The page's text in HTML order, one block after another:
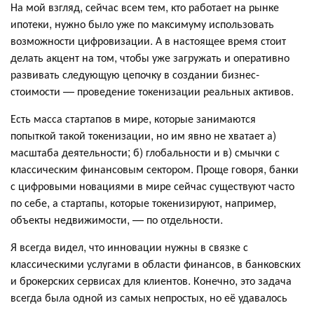
На мой взгляд, сейчас всем тем, кто работает на рынке
ипотеки, нужно было уже по максимуму использовать
возможности цифровизации. А в настоящее время стоит
делать акцент на том, чтобы уже загружать и оперативно
развивать следующую цепочку в создании бизнес-
стоимости — проведение токенизации реальных активов.
Есть масса стартапов в мире, которые занимаются
попыткой такой токенизации, но им явно не хватает а)
масштаба деятельности; б) глобальности и в) смычки с
классическим финансовым сектором. Проще говоря, банки
с цифровыми новациями в мире сейчас существуют часто
по себе, а стартапы, которые токенизируют, например,
объекты недвижимости, — по отдельности.
Я всегда видел, что инновации нужны в связке с
классическими услугами в области финансов, в банковских
и брокерских сервисах для клиентов. Конечно, это задача
всегда была одной из самых непростых, но её удавалось